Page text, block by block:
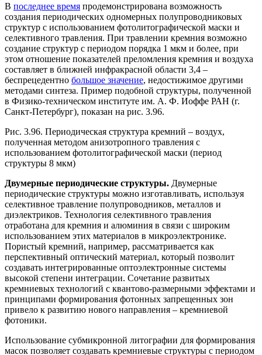
В последнее время продемонстрирована возможность
создания периодических одномерных полупроводниковых
структур с использованием фотолитографической маски и
селективного травления. При травлении кремния возможно
создание структур с периодом порядка 1 мкм и более, при
этом отношение показателей преломления кремния и воздуха
составляет в ближней инфракрасной области 3,4 –
беспрецедентно большое значение, недостижимое другими
методами синтеза. Пример подобной структуры, полученной
в Физико-техническом институте им. А. Ф. Иоффе РАН (г.
Санкт-Петербург), показан на рис. 3.96.
Рис. 3.96. Периодическая структура кремний – воздух,
полученная методом анизотропного травления с
использованием фотолитографической маски (период
структуры 8 мкм)
Двумерные периодические структуры. Двумерные
периодические структуры можно изготавливать, используя
селективное травление полупроводников, металлов и
диэлектриков. Технология селективного травления
отработана для кремния и алюминия в связи с широким
использованием этих материалов в микроэлектронике.
Пористый кремний, например, рассматривается как
перспективный оптический материал, который позволит
создавать интегрированные оптоэлектронные системы
высокой степени интеграции. Сочетание развитых
кремниевых технологий с квантово-размерными эффектами и
принципами формирования фотонных запрещенных зон
привело к развитию нового направления – кремниевой
фотоники.
Использование субмикронной литографии для формирования
масок позволяет создавать кремниевые структуры с периодом